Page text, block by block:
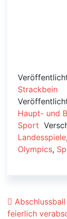
Strackbein
Haupt- und
Sport
Landesspiele,
Olympics,
feierlich